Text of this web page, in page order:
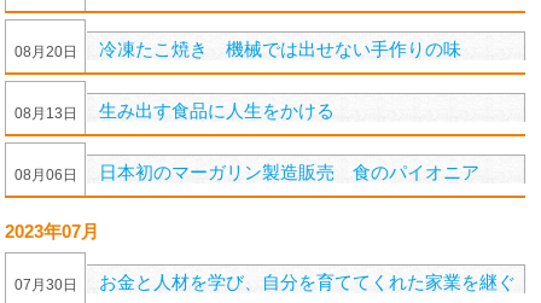
08 月 20日 冷凍たこ焼き 機械では出せない手作りの味
08 月 13 日 生み出す食品に人生をかける
08 月 06 日 日本初のマーガリン製造販売 食のパイオニア
2023年07月
07 月 30日 お金と人材を学び、自分を育ててくれた家業を継ぐ